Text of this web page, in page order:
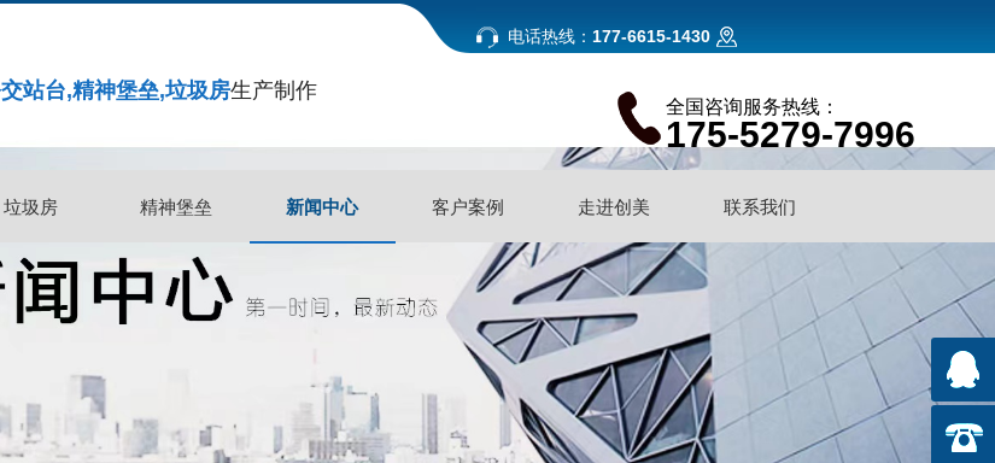
电话热线： 177-6615-1430
站台,精神堡垒,垃圾房生产制作
全国咨询服务热线：
175-5279-7996
垃圾房
垃圾房
精神堡垒
精神堡垒
新闻中心 客户案例
客户案例
走进创美
走进创美
联系我们
联系我们